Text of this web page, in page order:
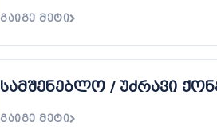
ᲒᲐᲘᲒᲔ ᲛᲔᲢᲘ
სამშენებლო / უძრავი
ᲒᲐᲘᲒᲔ ᲛᲔᲢᲘ